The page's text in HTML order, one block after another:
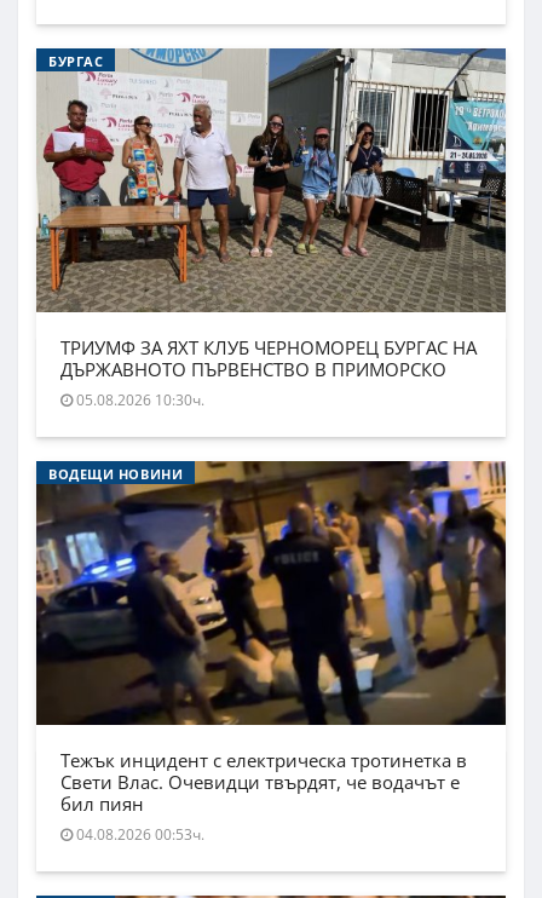
БУРГАС
ТРИУМФ ЗА ЯХТ КЛУБ ЧЕРНОМОРЕЦ БУРГАС НА
ДЪРЖАВНОТО ПЪРВЕНСТВО В ПРИМОРСКО
05.08.2026 10:30ч.
ВОДЕЩИ НОВИНИ
Тежък инцидент с електрическа тротинетка в
Свети Влас. Очевидци твърдят, че водачът е
бил пиян
04.08.2026 00:53ч.